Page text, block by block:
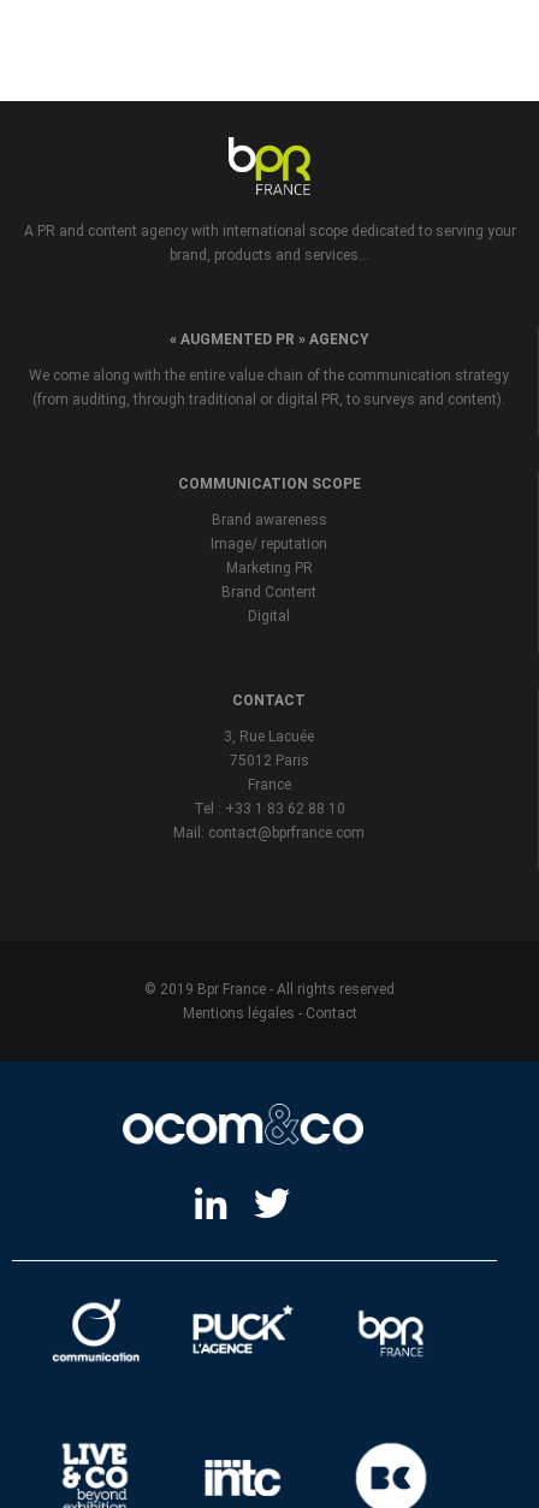
A PR and content agency with international scope dedicated to serving your
brand, products and services...
« AUGMENTED PR » AGENCY
We come along with the entire value chain of the communication strategy
(from auditing, through traditional or digital PR, to surveys and content).
COMMUNICATION SCOPE
Brand awareness
Image/ reputation
Marketing PR
Brand Content
Digital
CONTACT
3, Rue Lacuée
75012 Paris
France
Tel : +33 1 83 62 88 10
Mail: contact@bprfrance.com
© 2019 Bpr France - All rights reserved
Mentions légales - Contact